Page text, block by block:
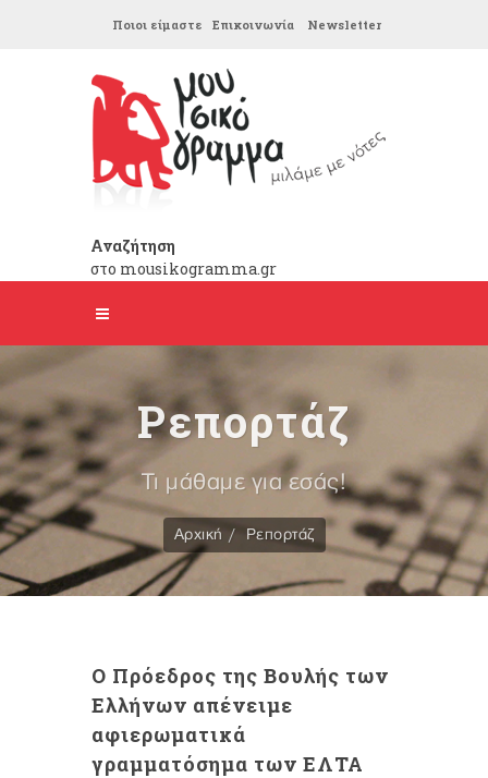
Ποιοι είμαστε Επικοινωνία Newsletter
Αναζήτηση
στο mousikogramma.gr
Ρεπορτάζ
Τι μάθαμε για εσάς!
Αρχική Ρεπορτάζ
Ο Πρόεδρος της Βουλής των
Ελλήνων απένειμε
αφιερωματικά
γραμματόσημα των ΕΛΤΑ